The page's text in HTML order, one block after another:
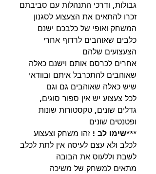
גבולות, ודרכי התנהלות עם סביבתם
זכרו להתאים את הצעצוע לסגנון
המשחק ואופי של כלבכם ישנם
כלבים שאוהבים לרדוף אחרי
הצעצועים שלהם
אחרים לכרסם אותם וישנם כאלה
שאוהבים להתכרבל איתם ובוודאי
שיש כאלה שאוהבים גם וגם
לכל צעצוע יש אין ספור סוגים,
גדלים שונים, טקסטורות שונות
ופטנטים שונים
***שימו לב ! זהו משחק וצעצוע
לכלב ולא עצם לעיסה אין לתת לכלב
לשבת וללעוס את הבובה
מתאים למשחק של משיכה